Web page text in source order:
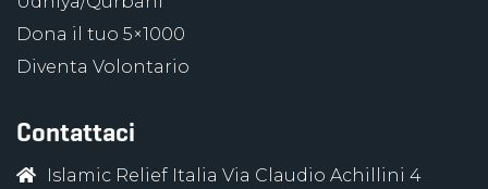
Dona il tuo 5×1000
Diventa Volontario
Contattaci
Islamic Relief Italia Via Claudio Achillini 4